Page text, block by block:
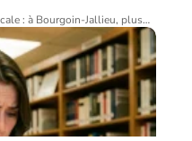
: à Bourgoin-Jallieu, plus…